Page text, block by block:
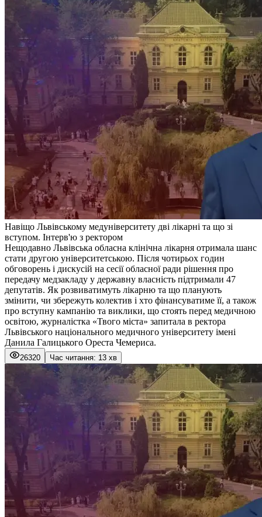
Навіщо Львівському медуніверситету дві лікарні та що зі
вступом. Інтерв'ю з ректором
Нещодавно Львівська обласна клінічна лікарня отримала шанс
стати другою університетською. Після чотирьох годин
обговорень і дискусій на сесії обласної ради рішення про
передачу медзакладу у державну власність підтримали 47
депутатів. Як розвиватимуть лікарню та що планують
змінити, чи збережуть колектив і хто фінансуватиме її, а також
про вступну кампанію та виклики, що стоять перед медичною
освітою, журналістка «Твого міста» запитала в ректора
Львівського національного медичного університету імені
Данила Галицького Ореста Чемериса.
26320 Час читання: 13 хв